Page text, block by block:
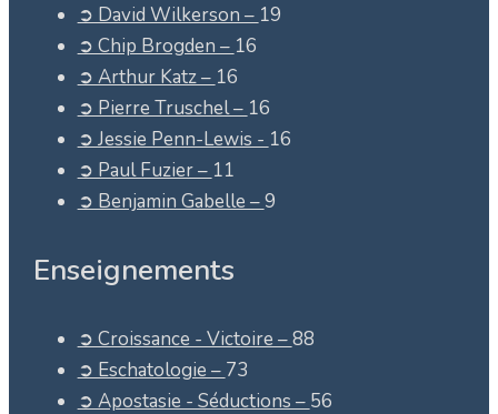
➲ David Wilkerson – 19
➲ Chip Brogden – 16
➲ Arthur Katz – 16
➲ Pierre Truschel – 16
➲ Jessie Penn-Lewis - 16
➲ Paul Fuzier – 11
➲ Benjamin Gabelle –9
Enseignements
➲ Croissance - Victoire –88
➲ Eschatologie – 73
➲ Apostasie - Séductions – 56